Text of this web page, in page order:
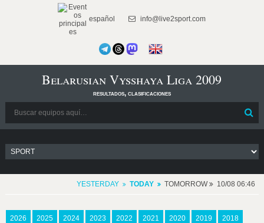
español info@live2sport.com
Belarusian Vysshaya Liga 2009
resultados, clasificaciones
YESTERDAY TODAY TOMORROW 10/08 06:46
2026 2025 2024 2023 2022 2021 2020 2019 2018